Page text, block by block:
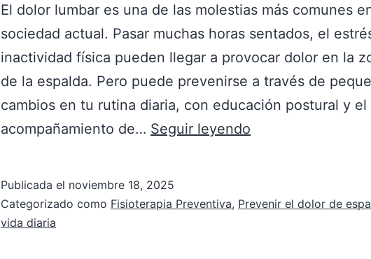
El dolor lumbar es una de las molestias más comunes
sociedad actual. Pasar muchas horas sentados, el
inactividad física pueden llegar a provocar dolor en la
de la espalda. Pero puede prevenirse a través de
cambios en tu rutina diaria, con educación postural y el
acompañamiento de… Seguir leyendo
Publicada el noviembre 18, 2025
Categorizado como Fisioterapia Preventiva, Prevenir el dolor de
vida diaria